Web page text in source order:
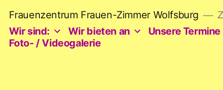
Inhalt
springen
Frauenzentrum Frauen-Zimmer Wolfsburg
Wir sind: Wir bieten an
Unsere
Foto- / Videogalerie